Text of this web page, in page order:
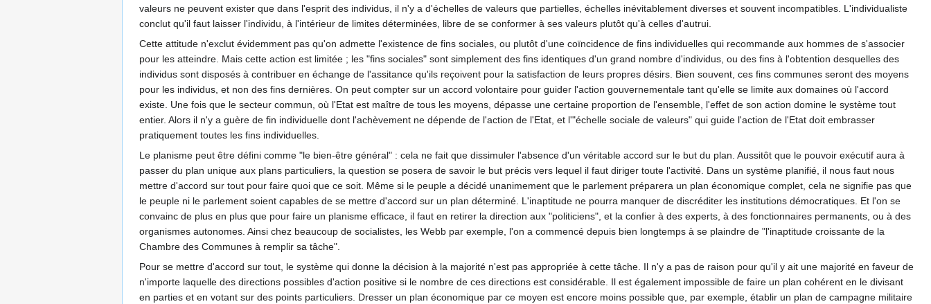
valeurs ne peuvent exister que dans l'esprit des individus, il n'y a d'échelles de valeurs que partielles, échelles inévitablement diverses et souvent incompatibles. L'individualiste
conclut qu'il faut laisser l'individu, à l'intérieur de limites déterminées, libre de se conformer à ses valeurs plutôt qu'à celles d'autrui.
Cette attitude n'exclut évidemment pas qu'on admette l'existence de fins sociales, ou plutôt d'une coïncidence de fins individuelles qui recommande aux hommes de s'associer
pour les atteindre. Mais cette action est limitée ; les "fins sociales" sont simplement des fins identiques d'un grand nombre d'individus, ou des fins à l'obtention desquelles des
individus sont disposés à contribuer en échange de l'assitance qu'ils reçoivent pour la satisfaction de leurs propres désirs. Bien souvent, ces fins communes seront des moyens
pour les individus, et non des fins dernières. On peut compter sur un accord volontaire pour guider l'action gouvernementale tant qu'elle se limite aux domaines où l'accord
existe. Une fois que le secteur commun, où l'Etat est maître de tous les moyens, dépasse une certaine proportion de l'ensemble, l'effet de son action domine le système tout
entier. Alors il n'y a guère de fin individuelle dont l'achèvement ne dépende de l'action de l'Etat, et l'"échelle sociale de valeurs" qui guide l'action de l'Etat doit embrasser
pratiquement toutes les fins individuelles.
Le planisme peut être défini comme "le bien-être général" : cela ne fait que dissimuler l'absence d'un véritable accord sur le but du plan. Aussitôt que le pouvoir exécutif aura à
passer du plan unique aux plans particuliers, la question se posera de savoir le but précis vers lequel il faut diriger toute l'activité. Dans un système planifié, il nous faut nous
mettre d'accord sur tout pour faire quoi que ce soit. Même si le peuple a décidé unanimement que le parlement préparera un plan économique complet, cela ne signifie pas que
le peuple ni le parlement soient capables de se mettre d'accord sur un plan déterminé. L'inaptitude ne pourra manquer de discréditer les institutions démocratiques. Et l'on se
convainc de plus en plus que pour faire un planisme efficace, il faut en retirer la direction aux "politiciens", et la confier à des experts, à des fonctionnaires permanents, ou à des
organismes autonomes. Ainsi chez beaucoup de socialistes, les Webb par exemple, l'on a commencé depuis bien longtemps à se plaindre de "l'inaptitude croissante de la
Chambre des Communes à remplir sa tâche".
Pour se mettre d'accord sur tout, le système qui donne la décision à la majorité n'est pas appropriée à cette tâche. Il n'y a pas de raison pour qu'il y ait une majorité en faveur de
n'importe laquelle des directions possibles d'action positive si le nombre de ces directions est considérable. Il est également impossible de faire un plan cohérent en le divisant
en parties et en votant sur des points particuliers. Dresser un plan économique par ce moyen est encore moins possible que, par exemple, établir un plan de campagne militaire